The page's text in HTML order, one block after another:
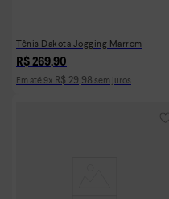
Tênis Dakota Jogging Marrom
R$ 269,90
Em até 9x R$ 29,98 sem juros